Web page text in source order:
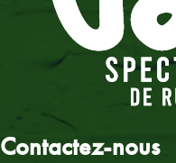
Contactez-nous